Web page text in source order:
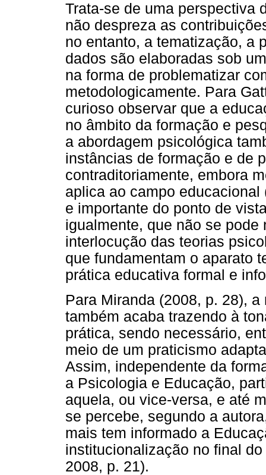
Trata-se de uma perspectiva
não despreza as
no entanto, a tematização, a
dados são elaboradas sob
na forma de problematizar
metodologicamente. Para
curioso observar que a
no âmbito da formação e
a abordagem psicológica
instâncias de formação e de
contraditoriamente, embora
aplica ao campo
e importante do ponto de
igualmente, que não se pode
interlocução das teorias
que fundamentam o aparato
prática educativa formal e
Para Miranda (2008, p. 28),
também acaba trazendo à
prática, sendo necessário,
meio de um praticismo
Assim, independente da
a Psicologia e Educação,
aquela, ou vice-versa, e até
se percebe, segundo a
mais tem informado a
institucionalização no final
2008, p. 21).